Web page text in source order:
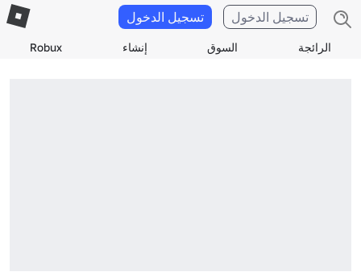
الرائجة السوق إنشاء Robux
تسجيل الدخول تسجيل الدخول